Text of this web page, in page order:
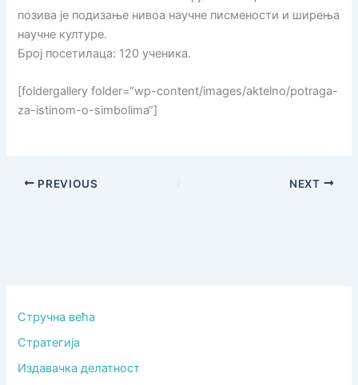
позива је подизање нивоа научне писмености и ширења
научне културе.
Број посетилаца: 120 ученика.
[foldergallery folder=“wp-content/images/aktelno/potraga-
za-istinom-o-simbolima“]
PREVIOUS NEXT
Стручна већа
Стратегија
Издавачка делатност